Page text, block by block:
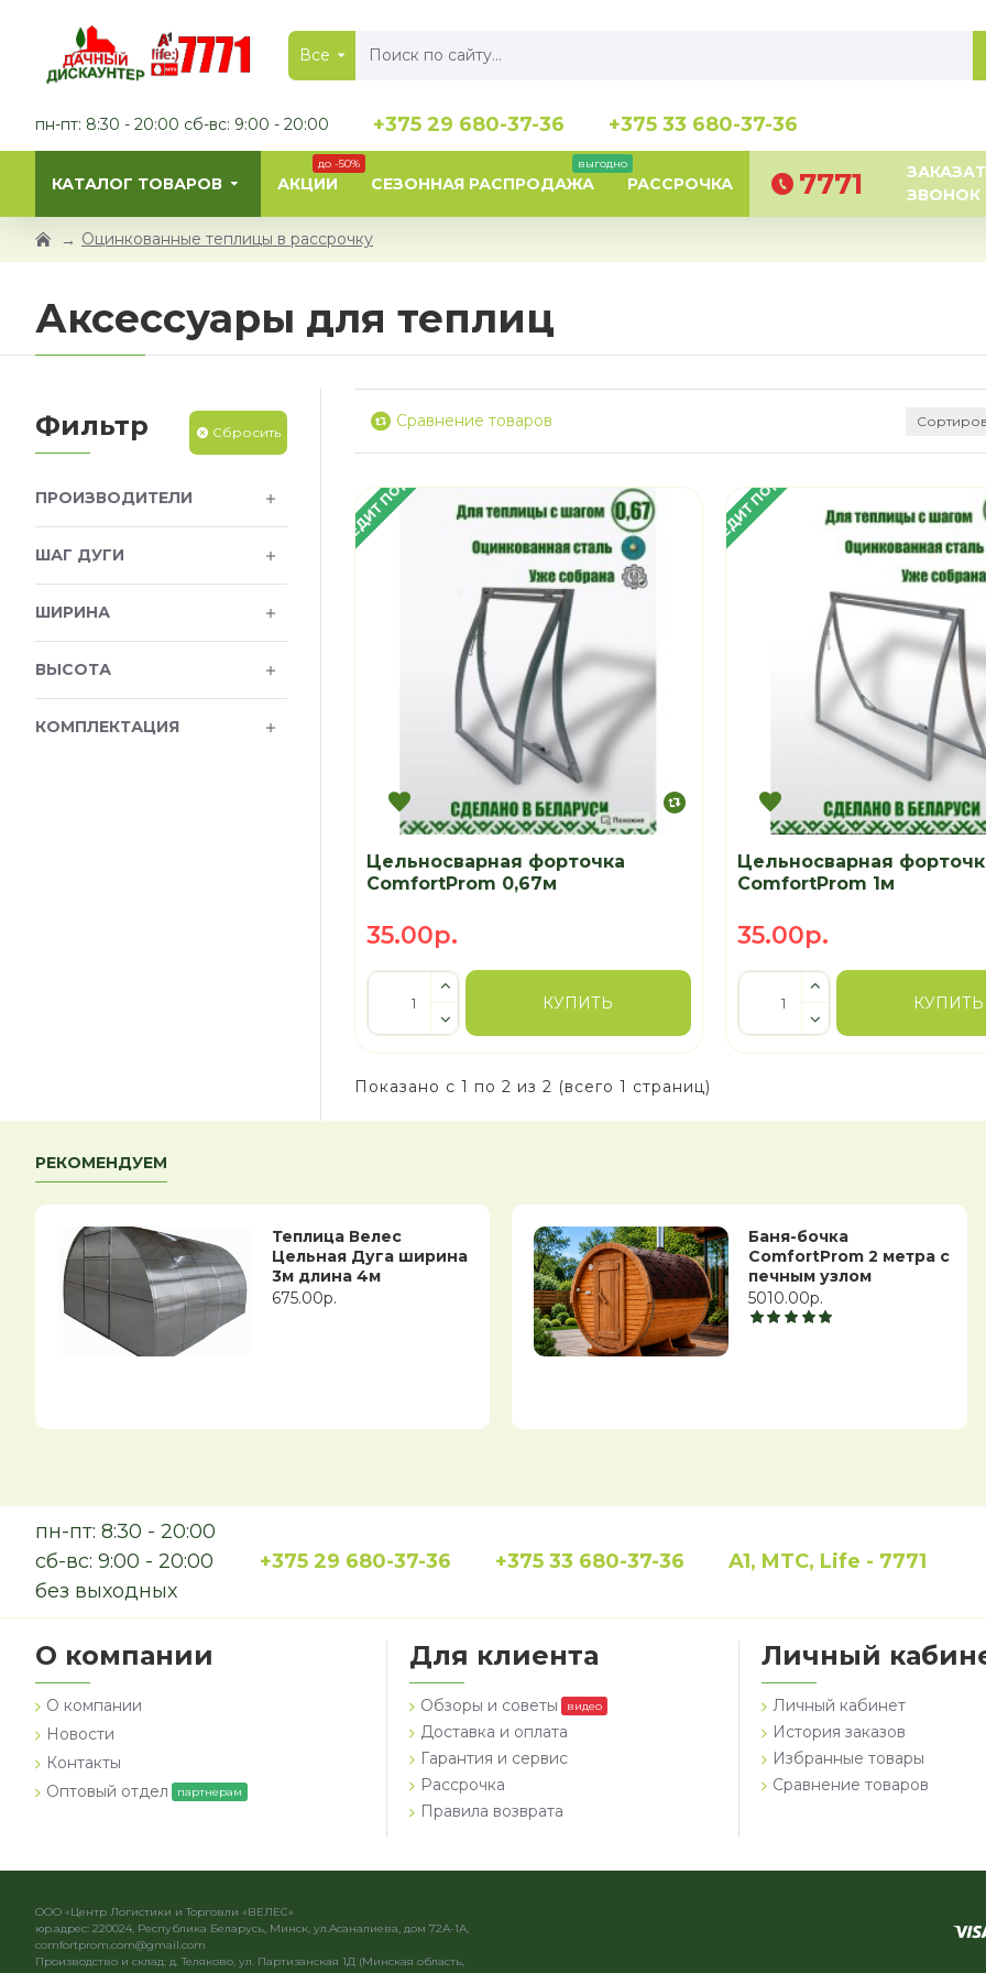
Все
пн-пт: 8:30 - 20:00 сб-вс: 9:00 - 20:00 +375 29 680-37-36 +375 33 680-37-36
КАТАЛОГ ТОВАРОВ АКЦИИ
до -50%
СЕЗОННАЯ РАСПРОДАЖА
выгодно
РАССРОЧКА 7771
ЗВОНОК
Оцинкованные теплицы в рассрочку
Аксессуары для теплиц
Фильтр Сбросить
ПРОИЗВОДИТЕЛИ
ШАГ ДУГИ
ШИРИНА
ВЫСОТА
КОМПЛЕКТАЦИЯ
Сравнение товаров
В КРЕДИТ ПОД 4%
Цельносварная форточка
ComfortProm 0,67м
35.00р.
КУПИТЬ
В КРЕДИТ ПОД 4%
Цельносварная
ComfortProm 1м
35.00р.
КУПИТЬ
Показано с 1 по 2 из 2 (всего 1 страниц)
РЕКОМЕНДУЕМ
Теплица Велес
Цельная Дуга ширина
3м длина 4м
675.00р.
Баня-бочка
ComfortProm 2 метра с
печным узлом
5010.00р.
пн-пт: 8:30 - 20:00
сб-вс: 9:00 - 20:00
без выходных
+375 29 680-37-36 +375 33 680-37-36 A1, MTC, Life - 7771
О компании
О компании
Новости
Контакты
Оптовый отдел
партнерам
Для клиента
Обзоры и советы видео
Доставка и оплата
Гарантия и сервис
Рассрочка
Правила возврата
Личный
Личный кабинет
История заказов
Избранные товары
Сравнение товаров
ООО «Центр Логистики и Торговли «ВЕЛЕС»
юр.адрес: 220024, Республика Беларусь, Минск, ул.Асаналиева, дом 72А-1А,
comfortprom.com@gmail.com
Производство и склад: д. Теляково, ул. Партизанская 1Д (Минская область,